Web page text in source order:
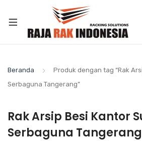
Beranda
Produk dengan tag “Rak
Serbaguna Tangerang”
Rak Arsip Besi Kantor
Serbaguna Tangerang